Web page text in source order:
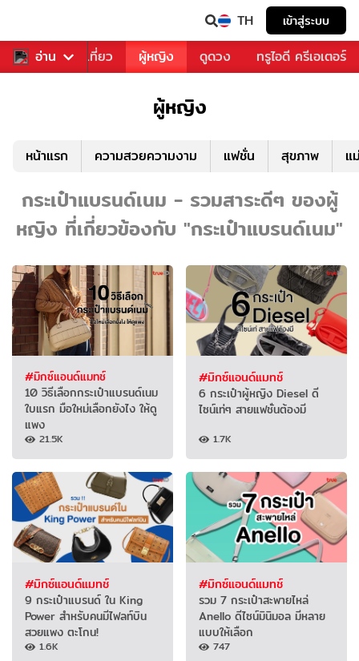
TH เข้าสู่ระบบ
อ่าน
อาหาร ท่องเที่ยว ผู้หญิง ดูดวง ทรูไอดี ครีเอเตอร์
ผู้หญิง
หน้าแรก ความสวยความงาม แฟชั่น สุขภาพ แ
กระเป๋าแบรนด์เนม - รวมสาระดีๆ ของผู้
หญิง ที่เกี่ยวข้องกับ "กระเป๋าแบรนด์เนม"
#มิกซ์แอนด์แมทช์
10 วิธีเลือกกระเป๋าแบรนด์เนม
ใบแรก มือใหม่เลือกยังไง ให้ดู
แพง
21.5K
#มิกซ์แอนด์แมทช์
6 กระเป๋าผู้หญิง Diesel ดี
ไซน์เท่ๆ สายแฟชั่นต้องมี
1.7K
#มิกซ์แอนด์แมทช์
9 กระเป๋าแบรนด์ ใน King
Power สำหรับคนมีไฟลท์บิน
สวยแพง ตะโกน!
1.6K
#มิกซ์แอนด์แมทช์
รวม 7 กระเป๋าสะพายไหล่
Anello ดีไซน์มินิมอล มีหลาย
แบบให้เลือก
747